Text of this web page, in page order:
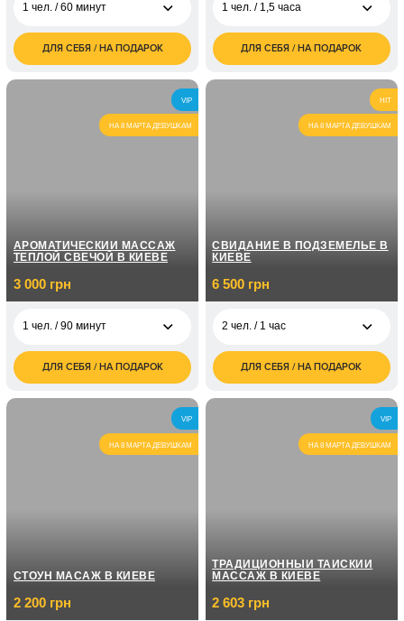
1 чел. / 60 минут
1 600
грн
ДЛЯ СЕБЯ / НА ПОДАРОК
1 чел. / 1,5 часа
1 500
грн
3 000
грн
ДЛЯ СЕБЯ / НА ПОДАРОК
VIP
НА 8 МАРТА ДЕВУШКАМ
АРОМАТИЧЕСКИЙ МАССАЖ
ТЕПЛОЙ СВЕЧОЙ В КИЕВЕ
3 000 грн
1 чел. / 90 минут
3 000
грн
6 000
грн
ДЛЯ СЕБЯ / НА ПОДАРОК
HIT
НА 8 МАРТА ДЕВУШКАМ
СВИДАНИЕ В ПОДЗЕМЕЛЬЕ В
КИЕВЕ
6 500 грн
2 чел. / 1 час
6 500
грн
7 500
грн
ДЛЯ СЕБЯ / НА ПОДАРОК
VIP
НА 8 МАРТА ДЕВУШКАМ
СТОУН МАСАЖ В КИЕВЕ
2 200 грн
VIP
НА 8 МАРТА ДЕВУШКАМ
ТРАДИЦИОННЫЙ ТАЙСКИЙ
МАССАЖ В КИЕВЕ
2 603 грн